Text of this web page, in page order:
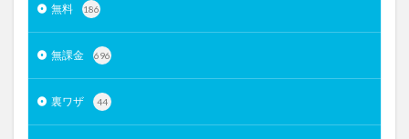
無料 186
無課金 696
裏ワザ 44